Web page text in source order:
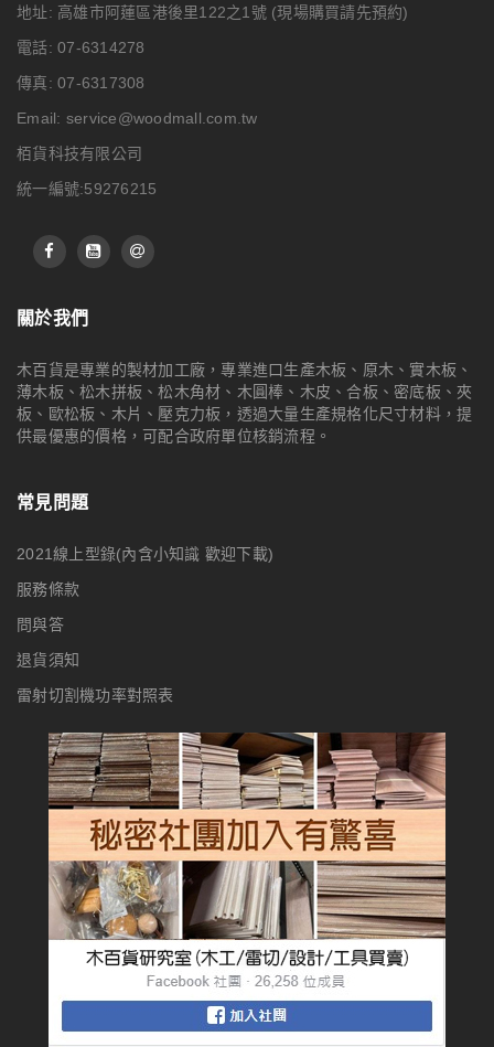
地址: 高雄市阿蓮區港後里122之1號 (現場購買請先預約)
電話: 07-6314278
傳真: 07-6317308
Email: service@woodmall.com.tw
栢貨科技有限公司
統一編號:59276215
關於我們
木百貨是專業的製材加工廠，專業進口生產木板、原木、實木板、
薄木板、松木拼板、松木角材、木圓棒、木皮、合板、密底板、夾
板、歐松板、木片、壓克力板，透過大量生產規格化尺寸材料，提
供最優惠的價格，可配合政府單位核銷流程。
常見問題
2021線上型錄(內含小知識 歡迎下載)
服務條款
問與答
退貨須知
雷射切割機功率對照表